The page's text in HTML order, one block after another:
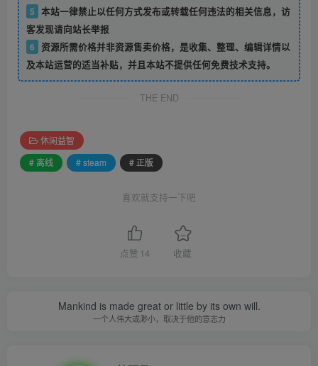
5 本站一律禁止以任何方式发布或转载任何违法的相关信息，访
客发现请向站长举报
6
资源所需价格并非资源售卖价格，是收集、整理、编辑详情以
及本站运营的适当补贴，并且本站不提供任何免费技术支持。
THE END
休闲益智
# 离线
# steam # 正版
喜欢就支持一下吧
点赞 14 收藏
Mankind is made great or little by its own will.
一个人伟大或渺小，取决于他的意志力